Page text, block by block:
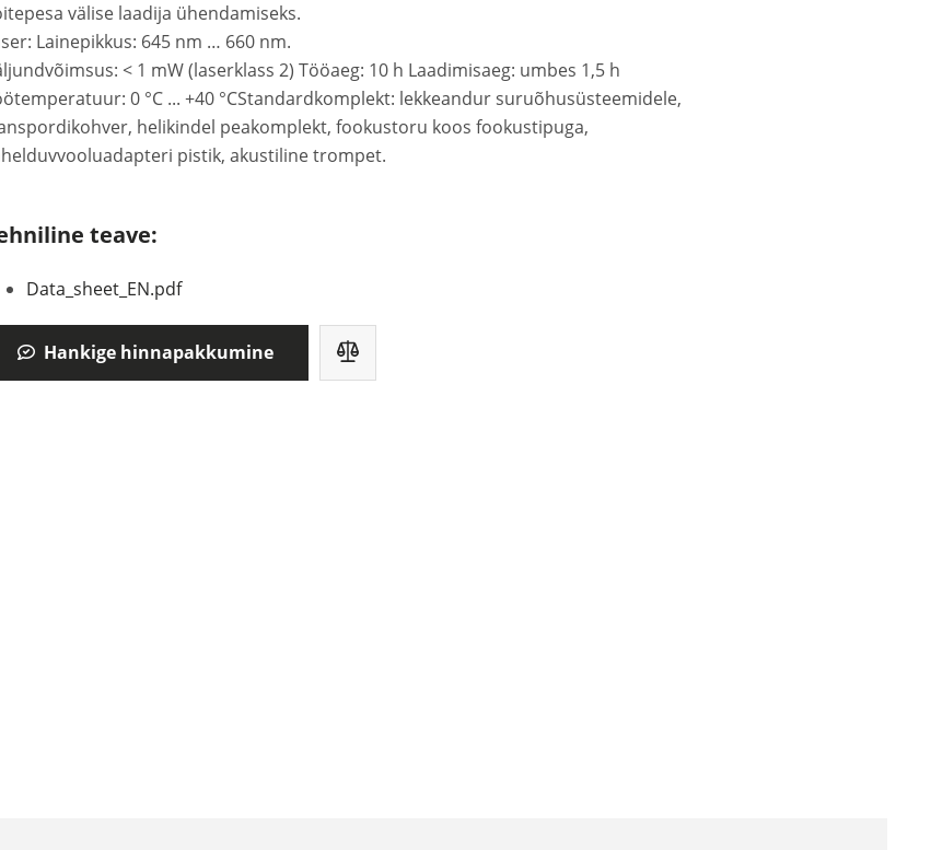
välise laadija ühendamiseks.
Lainepikkus: 645 nm … 660 nm.
< 1 mW (laserklass 2) Tööaeg: 10 h Laadimisaeg: umbes 1,5 h
0 °C ... +40 °CStandardkomplekt: lekkeandur suruõhusüsteemidele,
helikindel peakomplekt, fookustoru koos fookustipuga,
pistik, akustiline trompet.
teave:
Data_sheet_EN.pdf
Hankige hinnapakkumine